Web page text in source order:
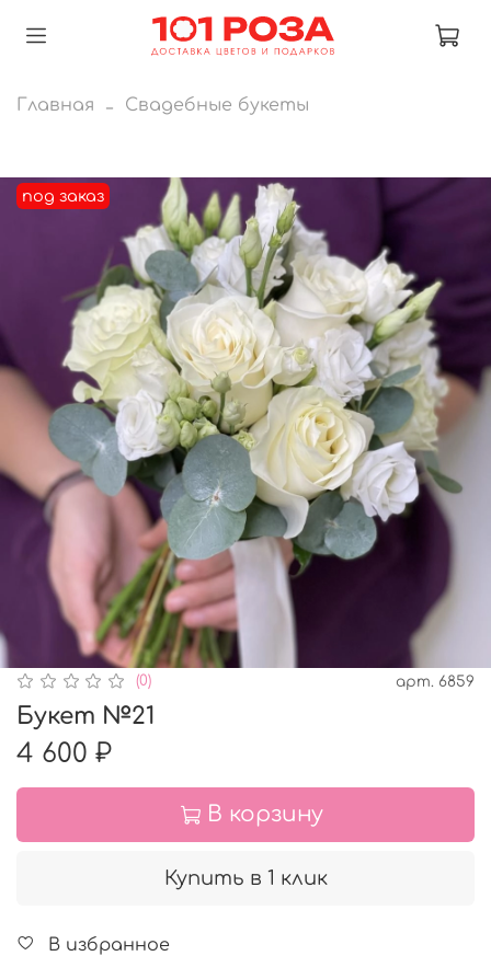
Главная Свадебные букеты
под заказ
(0) арт. 6859
Букет №21
4 600 ₽
В корзину
Купить в 1 клик
В избранное